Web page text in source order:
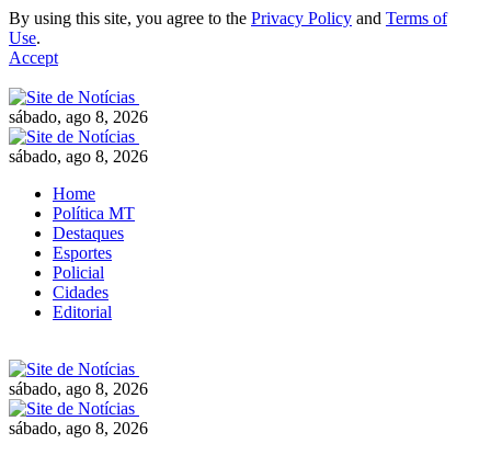
By using this site, you agree to the Privacy Policy and Terms of
Use.
Accept
sábado, ago 8, 2026
sábado, ago 8, 2026
Home
Política MT
Destaques
Esportes
Policial
Cidades
Editorial
sábado, ago 8, 2026
sábado, ago 8, 2026